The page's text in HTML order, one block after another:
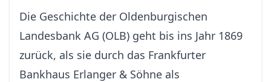
Die Geschichte der Oldenburgischen
Landesbank AG (OLB) geht bis ins Jahr 1869
zurück, als sie durch das Frankfurter
Bankhaus Erlanger & Söhne als